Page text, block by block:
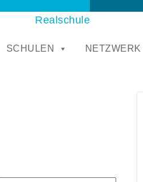
Realschule
SCHULEN NETZWERK